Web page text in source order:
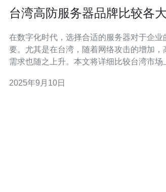
台湾高防服务器品牌比较各
在数字化时代，选择合适的服务器对于企业
要。尤其是在台湾，随着网络攻击的增加，
需求也随之上升。本文将详细比较台湾市场
好地选择适合的服务器。 1. 大厂商概览 台湾市场上主要的
2025年9月10日